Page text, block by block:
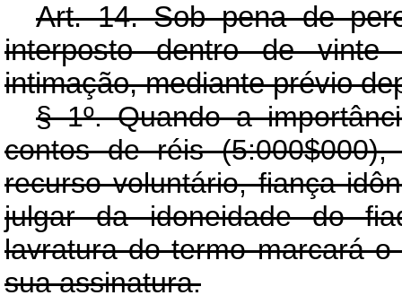
Art.14. Sob pena de
interposto dentro de
intimação, mediante prévio
§ 1º. Quando a
contos de réis
recurso voluntário, fiança
julgar da idoneidade do
lavratura do termo marcará
sua assinatura.